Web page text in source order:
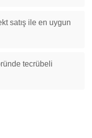
satış ile en uygun
tecrübeli